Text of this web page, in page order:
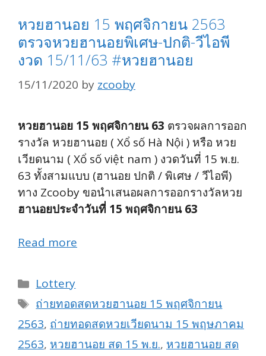
หวยฮานอย 15 พฤศจิกายน 2563
ตรวจหวยฮานอยพิเศษ-ปกติ-วีไอพี
งวด 15/11/63 #หวยฮานอย
15/11/2020 by zcooby
หวยฮานอย 15 พฤศจิกายน 63 ตรวจผลการออก
รางวัล หวยฮานอย ( Xổ số Hà Nội ) หรือ หวย
เวียดนาม ( Xổ số việt nam ) งวดวันที่ 15 พ.ย.
63 ทั้งสามแบบ (ฮานอย ปกติ / พิเศษ / วีไอพี)
ทาง Zcooby ขอนำเสนอผลการออกรางวัลหวย
ฮานอยประจำวันที่ 15 พฤศจิกายน 63
Read more
Categories
Lottery
Tags
ถ่ายทอดสดหวยฮานอย 15 พฤศจิกายน
2563, ถ่ายทอดสดหวยเวียดนาม 15 พฤษภาคม
2563, หวยฮานอย สด 15 พ.ย., หวยฮานอย สด